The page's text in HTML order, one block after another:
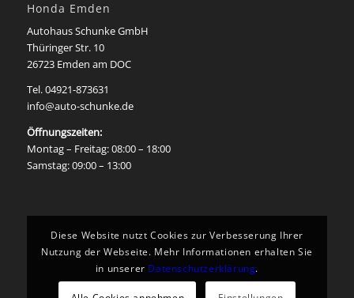
Honda Emden
Autohaus Schunke GmbH
Thüringer Str. 10
26723 Emden am DOC
Tel. 04921-873631
info@auto-schunke.de
Öffnungszeiten:
Montag – Freitag: 08:00 – 18:00
Samstag: 09:00 – 13:00
Diese Website nutzt Cookies zur Verbesserung Ihrer
Nutzung der Webseite. Mehr Informationen erhalten Sie
in unserer Datenschutzerklärung.